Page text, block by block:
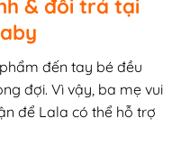
& đổi trả tại
đến tay bé đều
đợi. Vì vậy, ba mẹ vui
để Lala có thể hỗ trợ